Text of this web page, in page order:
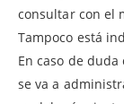
consultar con el
Tampoco está
En caso de
se va a